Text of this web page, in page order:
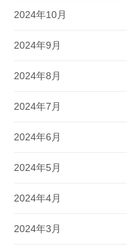
2024年10月
2024年9月
2024年8月
2024年7月
2024年6月
2024年5月
2024年4月
2024年3月